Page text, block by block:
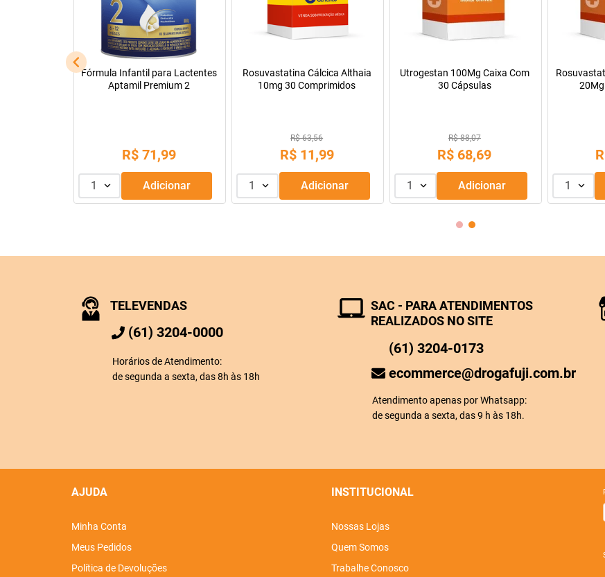
Fórmula Infantil para Lactentes
Aptamil Premium 2
R$ 71,99
1 Adicionar
Rosuvastatina Cálcica Althaia
10mg 30 Comprimidos
R$ 63,56
R$ 11,99
1 Adicionar
Utrogestan 100Mg Caixa Com
30 Cápsulas
R$ 88,07
R$ 68,69
1 Adicionar 1
TELEVENDAS
(61) 3204-0000
Horários de Atendimento:
de segunda a sexta, das 8h às 18h
SAC - PARA ATENDIMENTOS
REALIZADOS NO SITE
(61) 3204-0173
ecommerce@drogafuji.com.br
Atendimento apenas por Whatsapp:
de segunda a sexta, das 9 h às 18h.
AJUDA
Minha Conta
Meus Pedidos
Política de Devoluções
INSTITUCIONAL
Nossas Lojas
Quem Somos
Trabalhe Conosco